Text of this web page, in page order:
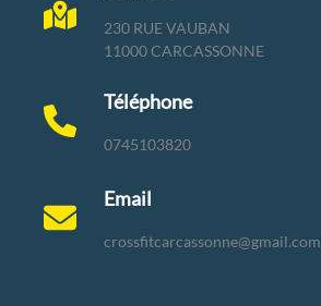
230 RUE VAUBAN
11000 CARCASSONNE
Téléphone
0745103820
Email
crossfitcarcassonne@gmail.com